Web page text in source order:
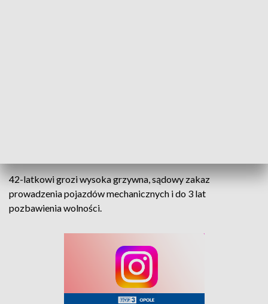
42-latkowi grozi wysoka grzywna, sądowy zakaz
prowadzenia pojazdów mechanicznych i do 3 lat
pozbawienia wolności.